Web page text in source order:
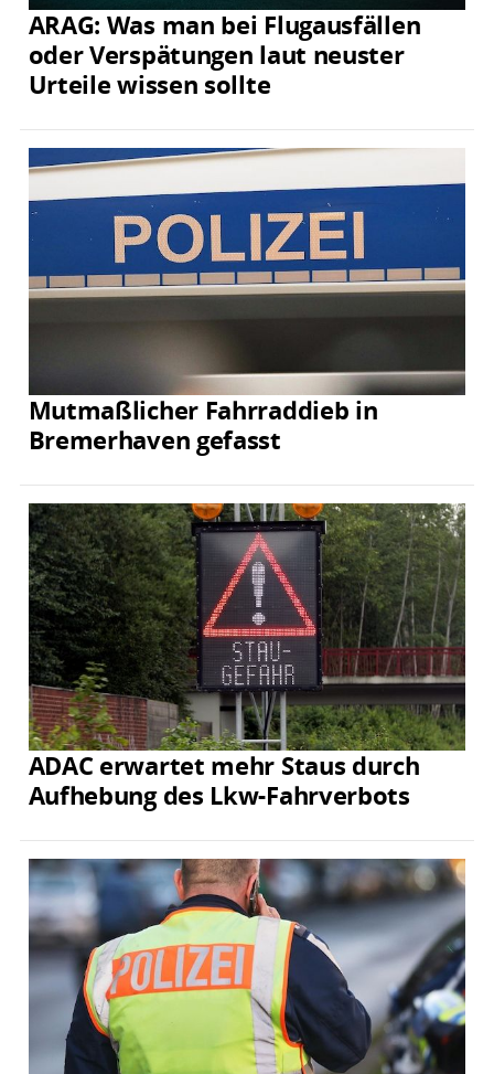
ARAG: Was man bei Flugausfällen
oder Verspätungen laut neuster
Urteile wissen sollte
Mutmaßlicher Fahrraddieb in
Bremerhaven gefasst
ADAC erwartet mehr Staus durch
Aufhebung des Lkw-Fahrverbots